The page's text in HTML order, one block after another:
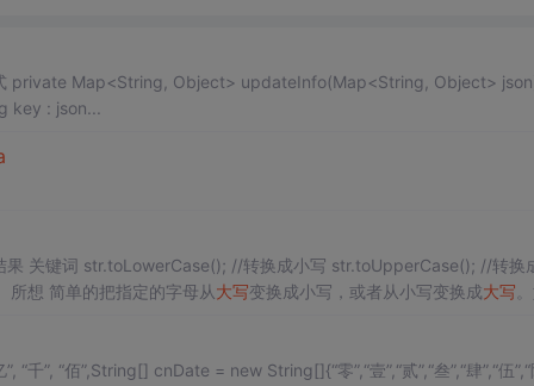
private Map<String, Object> updateInfo(Map<String, Object> json)
HashMap<>(); for (String key : json...
（小写）的转化关键词所想源码运行结果 关键词 str.toLowerCase(); //转换成小写
（小写字母） 所想 简单的把指定的字母从大写变换成小写，或者从小写变换成大写
”,“壹”,“贰”,“叁”,“肆”,“伍”,“陆”,